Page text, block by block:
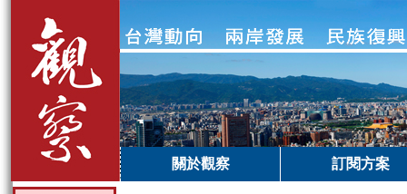
關於觀察 訂閱方案